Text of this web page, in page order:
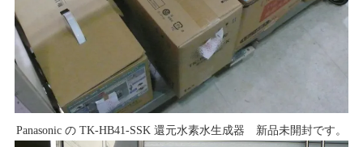
Panasonic の TK-HB41-SSK 還元水素水生成器 新品未開封です。